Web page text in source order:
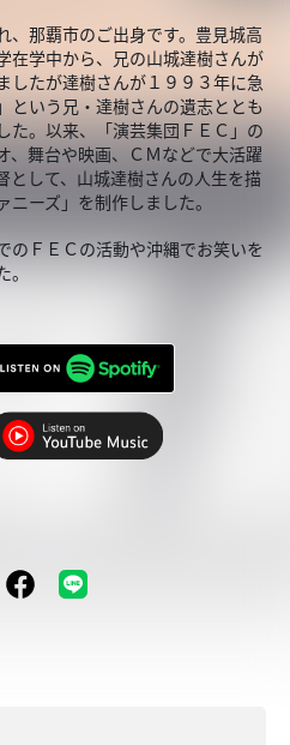
、那覇市のご出身です。豊見城高
在学中から、兄の山城達樹さんが
したが達樹さんが１９９３年に急
という兄・達樹さんの遺志ととも
た。以来、「演芸集団ＦＥＣ」の
、舞台や映画、ＣＭなどで大活躍
として、山城達樹さんの人生を描
ーズ」を制作しました。
のＦＥＣの活動や沖縄でお笑いを